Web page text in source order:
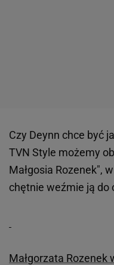
Czy Deynn chce być
TVN Style możemy
Małgosia Rozenek",
chętnie weźmie ją do
Małgorzata Rozenek